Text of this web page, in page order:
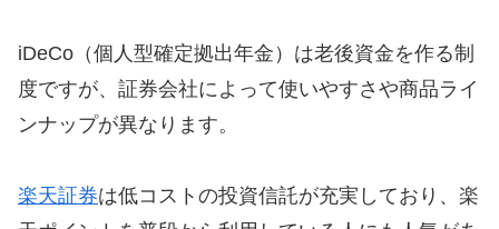
iDeCo（個人型確定拠出年金）は老後資金を作る制
度ですが、証券会社によって使いやすさや商品ライ
ンナップが異なります。
楽天証券は低コストの投資信託が充実しており、楽